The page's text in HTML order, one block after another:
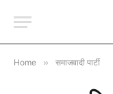
Home » समाजवादी पार्टी